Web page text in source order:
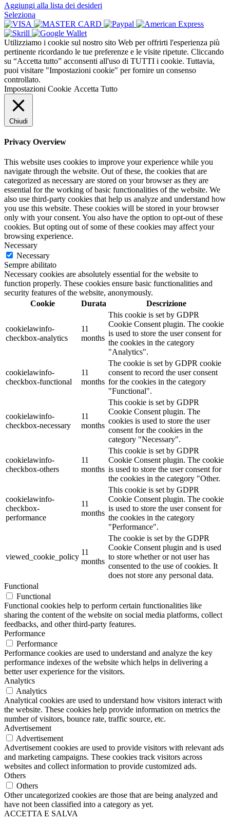
Aggiungi alla lista dei desideri
Seleziona
prodotto
ha
più
varianti.
Le
opzioni
possono
essere
Utilizziamo i cookie sul nostro sito Web per offrirti l'esperienza più
pertinente ricordando le tue preferenze e le visite ripetute. Cliccando
su “Accetta tutto” acconsenti all'uso di TUTTI i cookie. Tuttavia,
puoi visitare "Impostazioni cookie" per fornire un consenso
controllato.
Impostazioni Cookie Accetta Tutto
Chiudi
Privacy Overview
This website uses cookies to improve your experience while you
navigate through the website. Out of these, the cookies that are
categorized as necessary are stored on your browser as they are
essential for the working of basic functionalities of the website. We
also use third-party cookies that help us analyze and understand how
you use this website. These cookies will be stored in your browser
only with your consent. You also have the option to opt-out of these
cookies. But opting out of some of these cookies may affect your
browsing experience.
Necessary
Necessary
Sempre abilitato
Necessary cookies are absolutely essential for the website to
function properly. These cookies ensure basic functionalities and
security features of the website, anonymously.
Cookie
Durata Descrizione
cookielawinfo-
checkbox-analytics
11
months
This cookie is set by GDPR
Cookie Consent plugin. The cookie
is used to store the user consent for
the cookies in the category
"Analytics".
cookielawinfo-
checkbox-functional
11
months
The cookie is set by GDPR cookie
consent to record the user consent
for the cookies in the category
"Functional".
cookielawinfo-
checkbox-necessary
11
months
This cookie is set by GDPR
Cookie Consent plugin. The
cookies is used to store the user
consent for the cookies in the
category "Necessary".
cookielawinfo-
checkbox-others
11
months
This cookie is set by GDPR
Cookie Consent plugin. The cookie
is used to store the user consent for
the cookies in the category "Other.
cookielawinfo-
checkbox-
performance
11
months
This cookie is set by GDPR
Cookie Consent plugin. The cookie
is used to store the user consent for
the cookies in the category
"Performance".
viewed_cookie_policy
11
months
The cookie is set by the GDPR
Cookie Consent plugin and is used
to store whether or not user has
consented to the use of cookies. It
does not store any personal data.
Functional
Functional
Functional cookies help to perform certain functionalities like
sharing the content of the website on social media platforms, collect
feedbacks, and other third-party features.
Performance
Performance
Performance cookies are used to understand and analyze the key
performance indexes of the website which helps in delivering a
better user experience for the visitors.
Analytics
Analytics
Analytical cookies are used to understand how visitors interact with
the website. These cookies help provide information on metrics the
number of visitors, bounce rate, traffic source, etc.
Advertisement
Advertisement
Advertisement cookies are used to provide visitors with relevant ads
and marketing campaigns. These cookies track visitors across
websites and collect information to provide customized ads.
Others
Others
Other uncategorized cookies are those that are being analyzed and
have not been classified into a category as yet.
ACCETTA E SALVA